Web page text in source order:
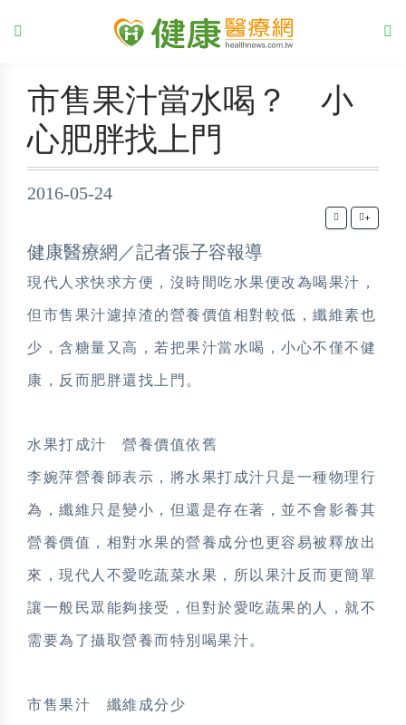
市售果汁當水喝？ 小
心肥胖找上門
2016-05-24
+
健康醫療網／記者張子容報導
現代人求快求方便，沒時間吃水果便改為喝果汁，
但市售果汁濾掉渣的營養價值相對較低，纖維素也
少，含糖量又高，若把果汁當水喝，小心不僅不健
康，反而肥胖還找上門。
水果打成汁 營養價值依舊
李婉萍營養師表示，將水果打成汁只是一種物理行
為，纖維只是變小，但還是存在著，並不會影養其
營養價值，相對水果的營養成分也更容易被釋放出
來，現代人不愛吃蔬菜水果，所以果汁反而更簡單
讓一般民眾能夠接受，但對於愛吃蔬果的人，就不
需要為了攝取營養而特別喝果汁。
市售果汁 纖維成分少